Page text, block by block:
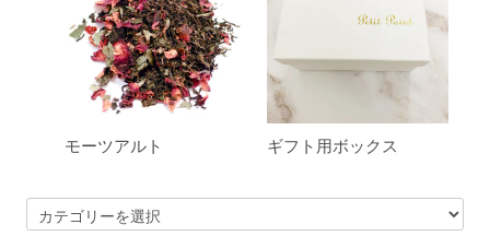
モーツアルト ギフト用ボックス